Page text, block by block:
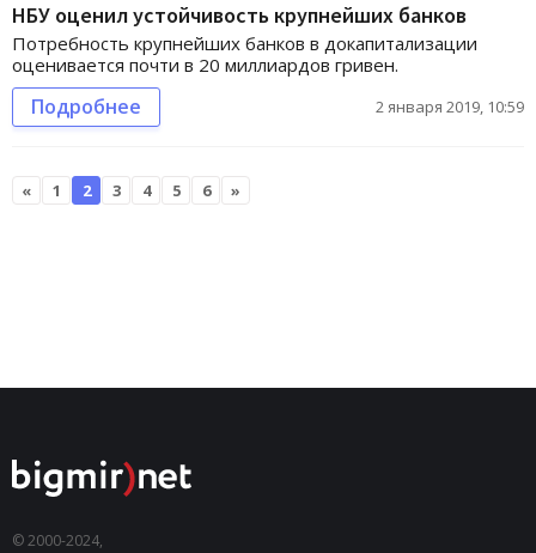
НБУ оценил устойчивость крупнейших банков
Потребность крупнейших банков в докапитализации
оценивается почти в 20 миллиардов гривен.
Подробнее 2 января 2019, 10:59
« 1 2 3 4 5 6 »
© 2000-2024,